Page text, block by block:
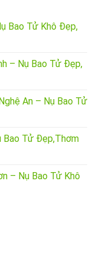
Bao Tử Khô Đẹp,
– Nụ Bao Tử Đẹp,
An – Nụ Bao Tử
Bao Tử Đẹp,Thơm
– Nụ Bao Tử Khô